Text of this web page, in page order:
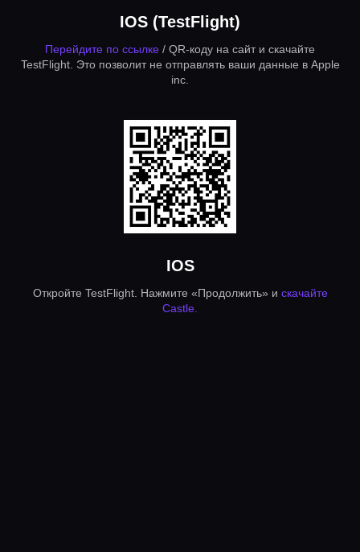
IOS (TestFlight)
Перейдите по ссылке / QR-коду на сайт и скачайте
TestFlight. Это позволит не отправлять ваши данные в Apple
inc.
IOS
Откройте TestFlight. Нажмите «Продолжить» и скачайте
Castle.